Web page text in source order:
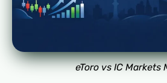
eToro vs IC Markets